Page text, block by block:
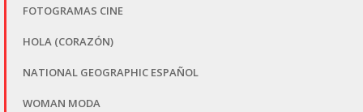
FOTOGRAMAS CINE
HOLA (CORAZÓN)
NATIONAL GEOGRAPHIC ESPAÑOL
WOMAN MODA